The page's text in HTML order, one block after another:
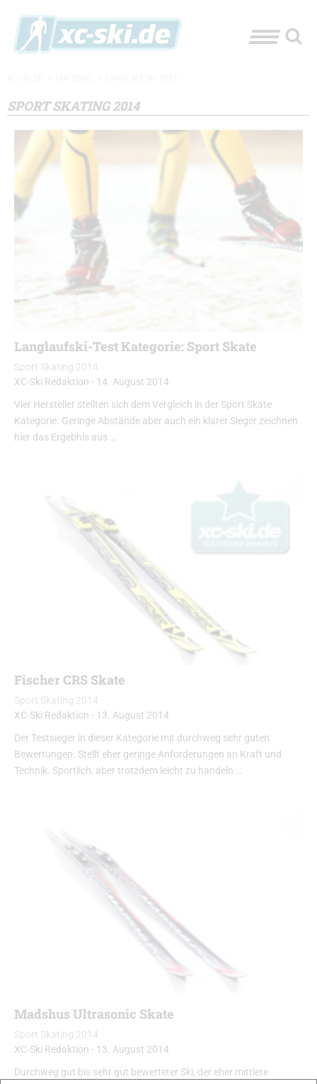
SPORT SKATING 2014
Langlaufski-Test Kategorie: Sport Skate
Sport Skating 2014
XC-Ski Redaktion - 14. August 2014
Vier Hersteller stellten sich dem Vergleich in der Sport Skate
Kategorie. Geringe Abstände aber auch ein klarer Sieger zeichnen
hier das Ergebnis aus …
Fischer CRS Skate
Sport Skating 2014
XC-Ski Redaktion - 13. August 2014
Der Testsieger in dieser Kategorie mit durchweg sehr guten
Bewertungen. Stellt eher geringe Anforderungen an Kraft und
Technik. Sportlich, aber trotzdem leicht zu handeln …
Madshus Ultrasonic Skate
Sport Skating 2014
XC-Ski Redaktion - 13. August 2014
Durchweg gut bis sehr gut bewerteter Ski, der eher mittlere